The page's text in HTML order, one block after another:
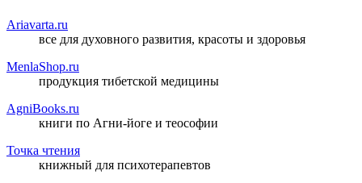
Ariavarta.ru
все для духовного развития, красоты и здоровья
MenlaShop.ru
продукция тибетской медицины
AgniBooks.ru
книги по Агни-йоге и теософии
Точка чтения
книжный для психотерапевтов